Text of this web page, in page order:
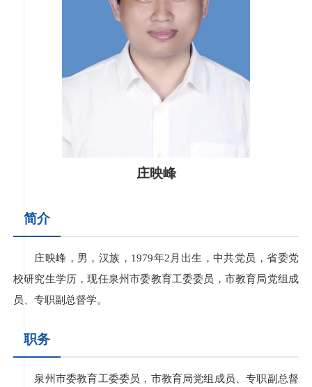
庄映峰
简介
庄映峰，男，汉族，1979年2月出生，中共党员，省委党
校研究生学历，现任泉州市委教育工委委员，市教育局党组成
员、专职副总督学。
职务
泉州市委教育工委委员，市教育局党组成员、专职副总督